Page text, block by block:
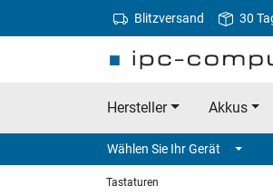
Blitzversand 30
Hersteller Akkus
Wählen Sie Ihr Gerät
Tastaturen